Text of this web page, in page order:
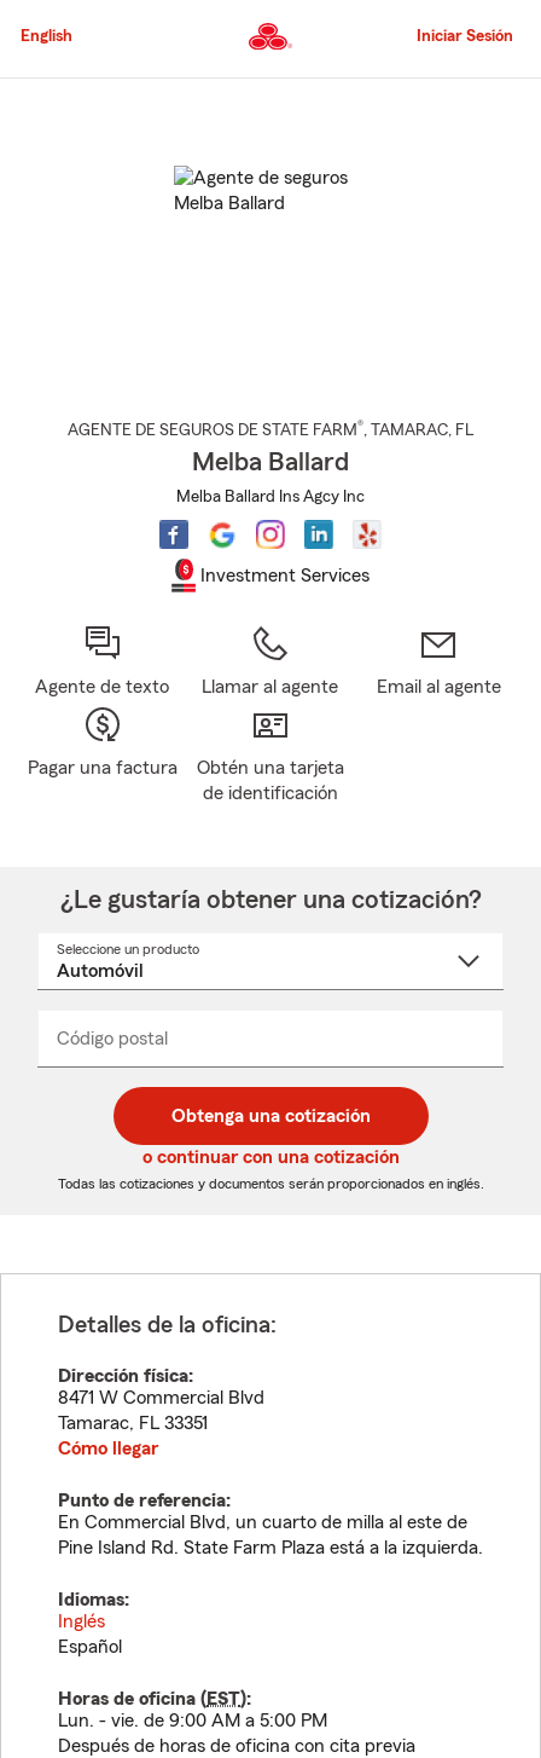
al
principal
English Iniciar Sesión
AGENTE DE SEGUROS DE STATE FARM®, TAMARAC, FL
Melba Ballard
Melba Ballard Ins Agcy Inc
Investment Services
Agente de texto Llamar al agente Email al agente
Pagar una factura
Obtén una tarjeta
de identificación
¿Le gustaría obtener una cotización?
Seleccione un producto
desplegable
Código postal
de
5
dígitos
de
5
dígitos
_____
Obtenga una cotización
o continuar con una cotización
Todas las cotizaciones y documentos serán proporcionados en inglés.
Detalles de la oficina:
Dirección física:
8471 W Commercial Blvd
Tamarac, FL 33351
Cómo llegar
Punto de referencia:
En Commercial Blvd, un cuarto de milla al este de
Pine Island Rd. State Farm Plaza está a la izquierda.
Idiomas:
Inglés
Español
Horas de oficina (EST):
Lun. - vie. de 9:00 AM a 5:00 PM
Después de horas de oficina con cita previa